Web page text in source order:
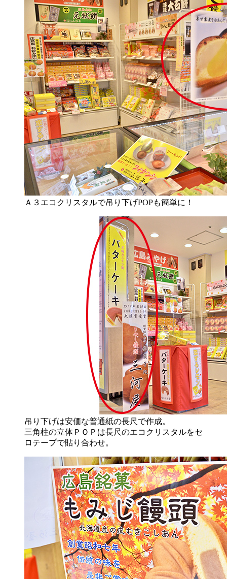
Ａ３エコクリスタルで吊り下げPOPも簡単に！
吊り下げは安価な普通紙の長尺で作成。
三角柱の立体ＰＯＰは長尺のエコクリスタルをセ
ロテープで貼り合わせ。